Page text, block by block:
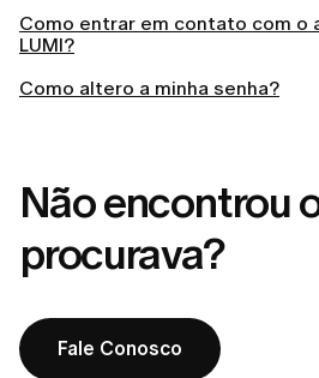
Como entrar em contato com o
LUMI?
Como altero a minha senha?
Não encontrou
procurava?
Fale Conosco